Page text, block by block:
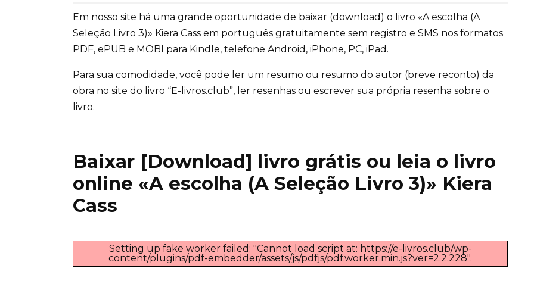
Em nosso site há uma grande oportunidade de baixar (download) o livro «A escolha (A
Seleção Livro 3)» Kiera Cass em português gratuitamente sem registro e SMS nos formatos
PDF, ePUB e MOBI para Kindle, telefone Android, iPhone, PC, iPad.
Para sua comodidade, você pode ler um resumo ou resumo do autor (breve reconto) da
obra no site do livro “E-livros.club”, ler resenhas ou escrever sua própria resenha sobre o
livro.
Baixar [Download] livro grátis ou leia o livro
online «A escolha (A Seleção Livro 3)» Kiera
Cass
Setting up fake worker failed: "Cannot load script at: https://e-livros.club/wp-
content/plugins/pdf-embedder/assets/js/pdfjs/pdf.worker.min.js?ver=2.2.228".